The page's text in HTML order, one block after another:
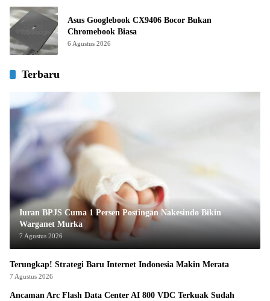
Asus Googlebook CX9406 Bocor Bukan
Chromebook Biasa
6 Agustus 2026
Terbaru
Iuran BPJS Cuma 1 Persen Postingan Nakesindo Bikin
Warganet Murka
7 Agustus 2026
Terungkap! Strategi Baru Internet Indonesia Makin Merata
7 Agustus 2026
Ancaman Arc Flash Data Center AI 800 VDC Terkuak Sudah